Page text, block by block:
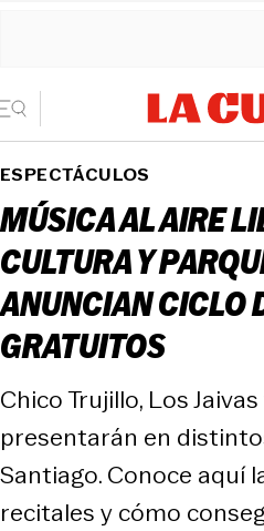
ESPECTÁCULOS
MÚSICA AL AIRE
CULTURA Y
ANUNCIAN CICLO
GRATUITOS
Chico Trujillo, Los
presentarán en
Santiago. Conoce aquí
recitales y cómo